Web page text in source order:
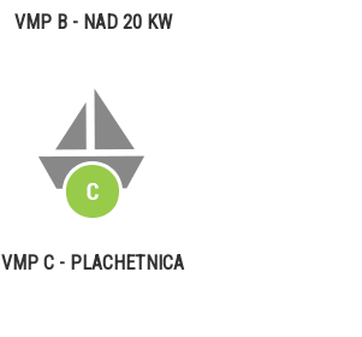
VMP B - NAD 20 KW
VMP C - PLACHETNICA